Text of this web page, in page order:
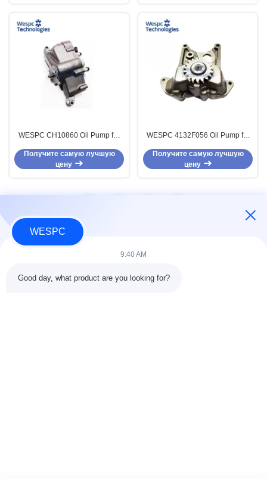
WESPC CH10860 Oil Pump for
Diesel Engine Generator
Получите самую лучшую
цену
WESPC 4132F056 Oil Pump for
1004G 1004-40T 1004-40
Получите самую лучшую
цену
Быстрый контакт
WESPC
9:40 AM
Good day, what product are you looking for?